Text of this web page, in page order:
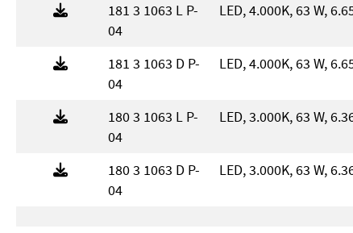
181 3 1063 L P-
04
LED, 4.000K, 63 W,
181 3 1063 D P-
04
LED, 4.000K, 63 W,
180 3 1063 L P-
04
LED, 3.000K, 63 W,
180 3 1063 D P-
04
LED, 3.000K, 63 W,